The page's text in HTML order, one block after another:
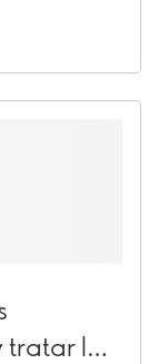
las